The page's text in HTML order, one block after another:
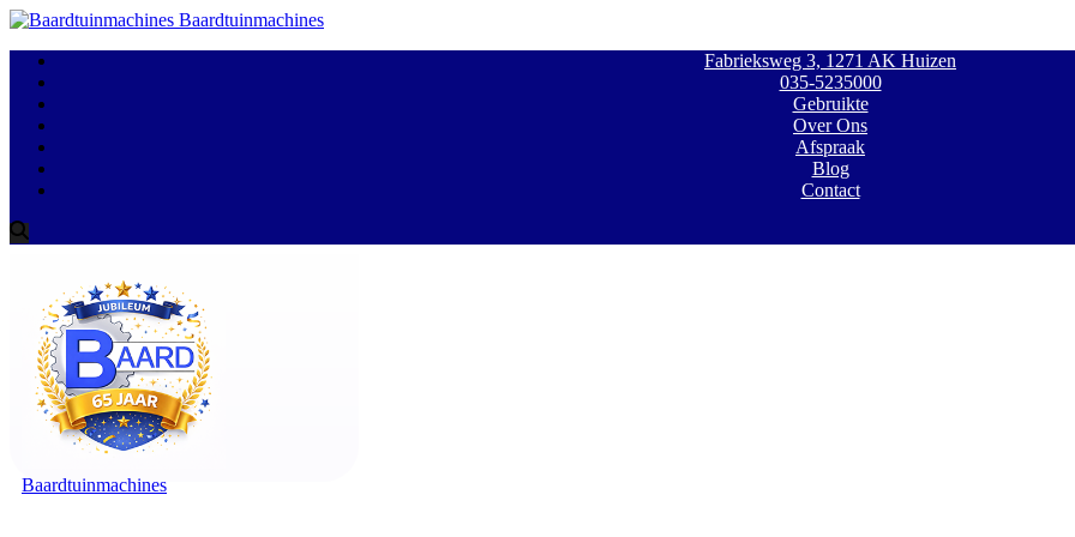
Baardtuinmachines
Fabrieksweg 3, 1271 AK Huizen
035-5235000
Gebruikte
Over Ons
Afspraak
Blog
Contact
Baardtuinmachines